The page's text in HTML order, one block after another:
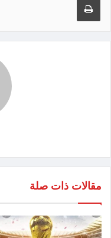
مقالات ذات صلة